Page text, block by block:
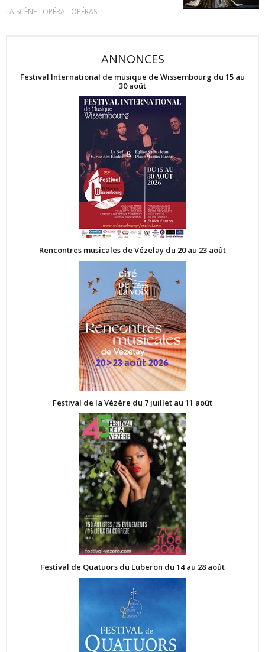
LA SCÈNE- OPÉRA- OPÉRAS
ANNONCES
Festival International de musique de Wissembourg du 15 au
30 août
Rencontres musicales de Vézelay du 20 au 23 août
Festival de la Vézère du 7 juillet au 11 août
Festival de Quatuors du Luberon du 14 au 28 août